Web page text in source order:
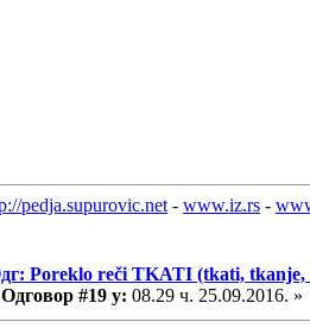
pedja.supurovic.net - www.iz.rs -
Poreklo reči TKATI (tkati, tkanje,
Одговор #19 у: 08.29 ч. 25.09.2016. »